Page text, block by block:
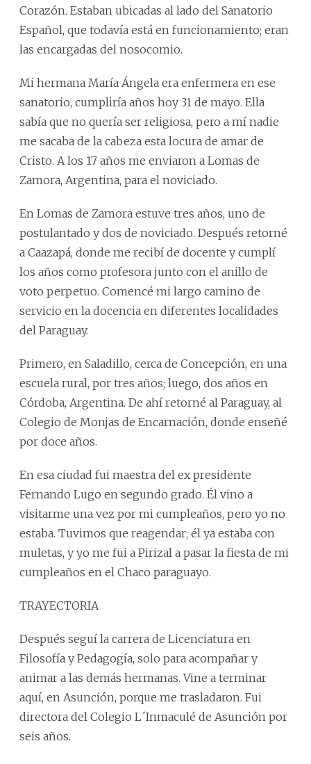
Corazón. Estaban ubicadas al lado del Sanatorio
Español, que todavía está en funcionamiento; eran
las encargadas del nosocomio.
Mi hermana María Ángela era enfermera en ese
sanatorio, cumpliría años hoy 31 de mayo. Ella
sabía que no quería ser religiosa, pero a mí nadie
me sacaba de la cabeza esta locura de amar de
Cristo. A los 17 años me enviaron a Lomas de
Zamora, Argentina, para el noviciado.
En Lomas de Zamora estuve tres años, uno de
postulantado y dos de noviciado. Después retorné
a Caazapá, donde me recibí de docente y cumplí
los años como profesora junto con el anillo de
voto perpetuo. Comencé mi largo camino de
servicio en la docencia en diferentes localidades
del Paraguay.
Primero, en Saladillo, cerca de Concepción, en una
escuela rural, por tres años; luego, dos años en
Córdoba, Argentina. De ahí retorné al Paraguay, al
Colegio de Monjas de Encarnación, donde enseñé
por doce años.
En esa ciudad fui maestra del ex presidente
Fernando Lugo en segundo grado. Él vino a
visitarme una vez por mi cumpleaños, pero yo no
estaba. Tuvimos que reagendar; él ya estaba con
muletas, y yo me fui a Pirizal a pasar la fiesta de mi
cumpleaños en el Chaco paraguayo.
TRAYECTORIA
Después seguí la carrera de Licenciatura en
Filosofía y Pedagogía, solo para acompañar y
animar a las demás hermanas. Vine a terminar
aquí, en Asunción, porque me trasladaron. Fui
directora del Colegio L´Inmaculé de Asunción por
seis años.